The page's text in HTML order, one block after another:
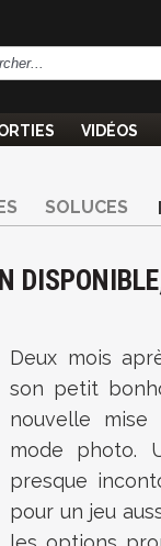
VIDÉOS
SOLUCES
Deux mois
son petit
nouvelle
mode photo.
presque
pour un jeu